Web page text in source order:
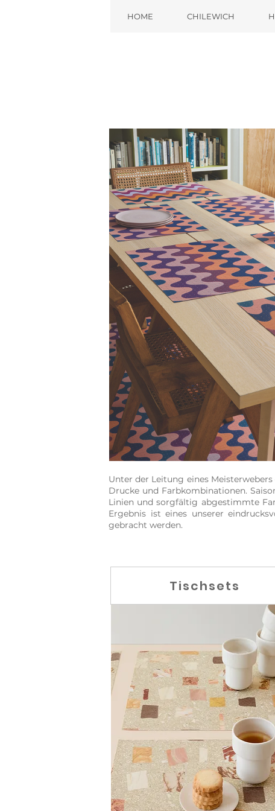
HOME CHILEWICH
Unter der Leitung eines
Drucke und Farbkombinationen.
Linien und sorgfältig abgestimmte
Ergebnis ist eines unserer
gebracht werden.
Tischsets